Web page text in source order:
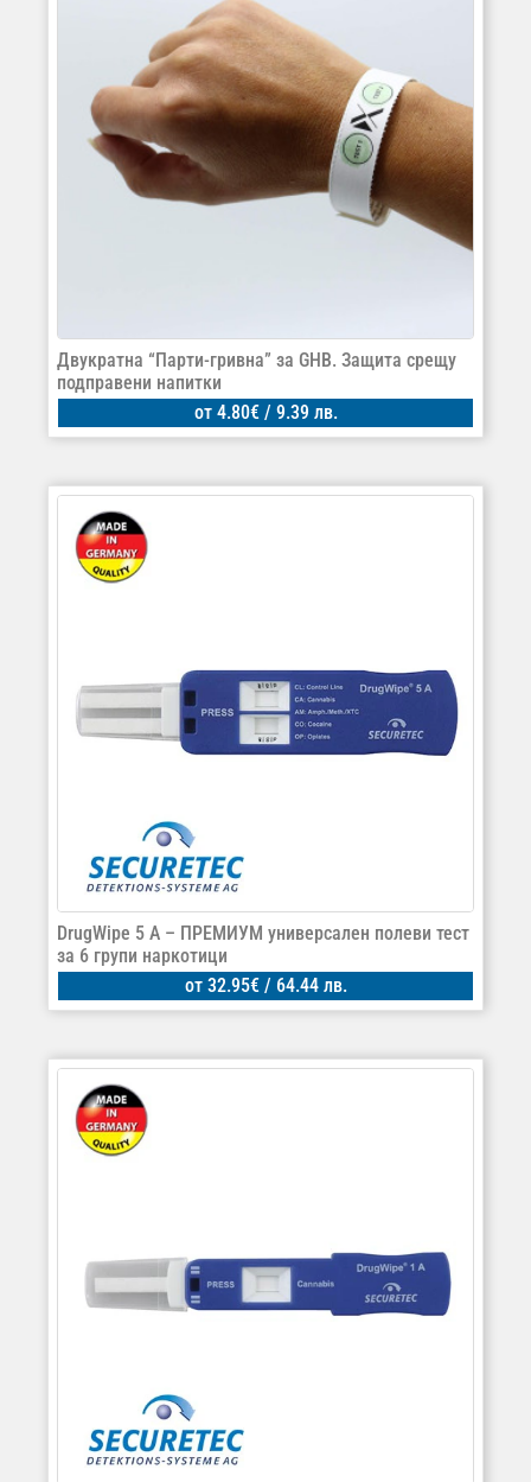
Двукратна “Парти-гривна” за GHB. Защита срещу
подправени напитки
от 4.80€/ 9.39 лв.
DrugWipe 5 A – ПРЕМИУМ универсален полеви тест
за 6 групи наркотици
от 32.95€/ 64.44 лв.